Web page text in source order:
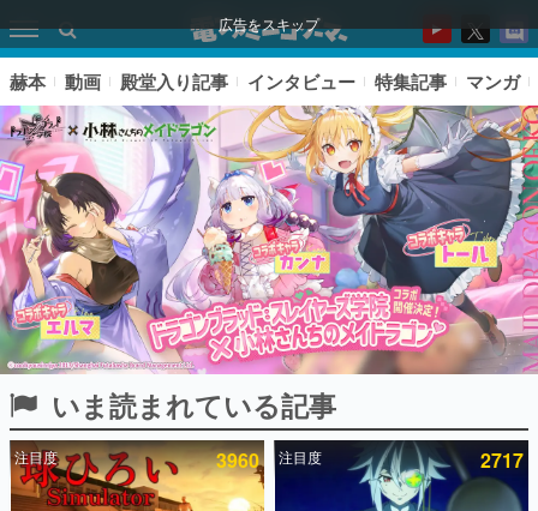
広告をスキップ
ピックアップ
電ファミのいま読まれている記事ランキング
赫本 動画 殿堂入り記事 インタビュー 特集記事 マンガ
いま読まれている記事
注目度 3960 注目度 2717